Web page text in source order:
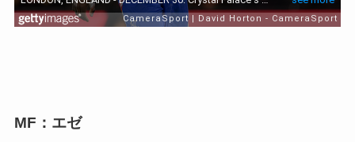
MF：エゼ